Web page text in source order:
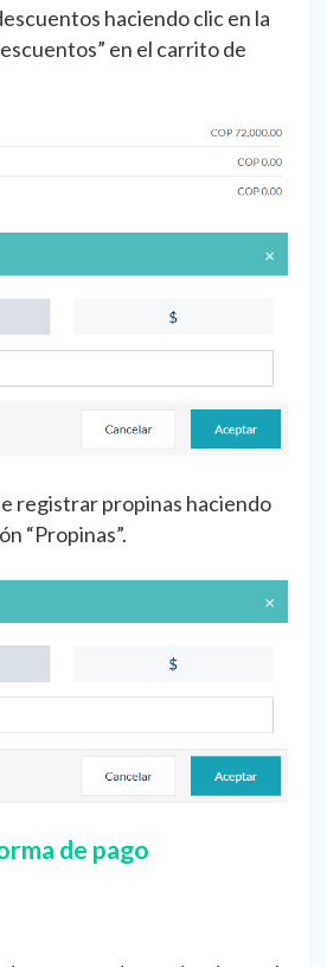
haciendo clic en la
en el carrito de
registrar propinas haciendo
“Propinas”.
de pago